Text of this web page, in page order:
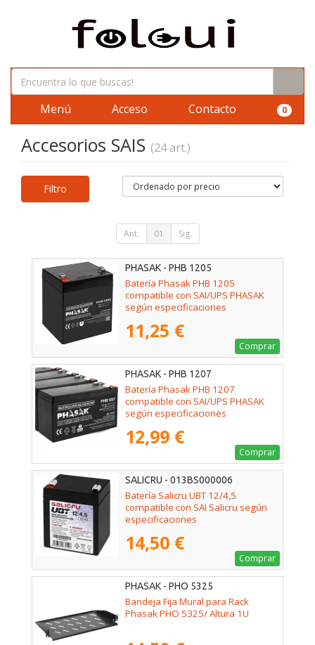
Menú Acceso Contacto 0
Accesorios SAIS (24 art.)
Filtro
Ant. 01 Sig.
PHASAK - PHB 1205
Batería Phasak PHB 1205
compatible con SAI/UPS PHASAK
según especificaciones
11,25 €
Comprar
PHASAK - PHB 1207
Batería Phasak PHB 1207
compatible con SAI/UPS PHASAK
según especificaciones
12,99 €
Comprar
SALICRU - 013BS000006
Batería Salicru UBT 12/4,5
compatible con SAI Salicru según
especificaciones
14,50 €
Comprar
PHASAK - PHO 5325
Bandeja Fija Mural para Rack
Phasak PHO 5325/ Altura 1U